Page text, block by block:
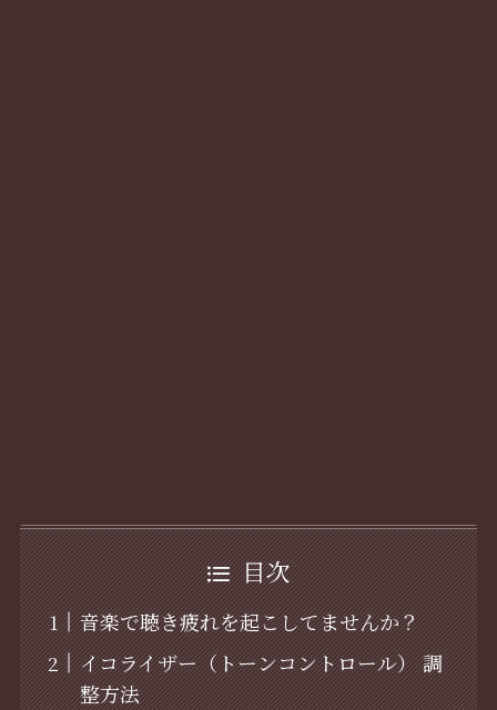
目次
音楽で聴き疲れを起こしてませんか？
イコライザー（トーンコントロール） 調
整方法